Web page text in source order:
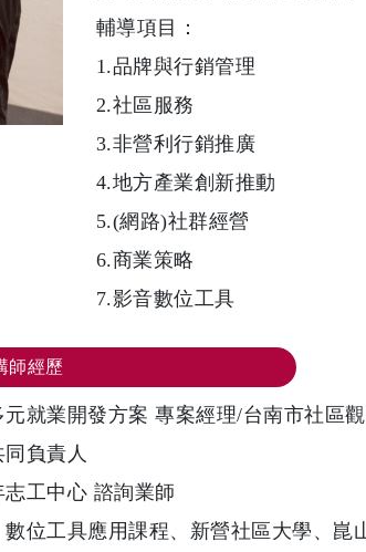
輔導項目：
1.品牌與行銷管理
2.社區服務
3.非營利行銷推廣
4.地方產業創新推動
5.(網路)社群經營
6.商業策略
7.影音數位工具
師經歷
就業開發方案 專案經理/台南市社區
負責人
工中心 諮詢業師
位工具應用課程、新營社區大學、崑